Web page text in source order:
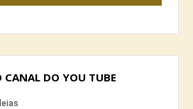
CANAL DO YOU TUBE